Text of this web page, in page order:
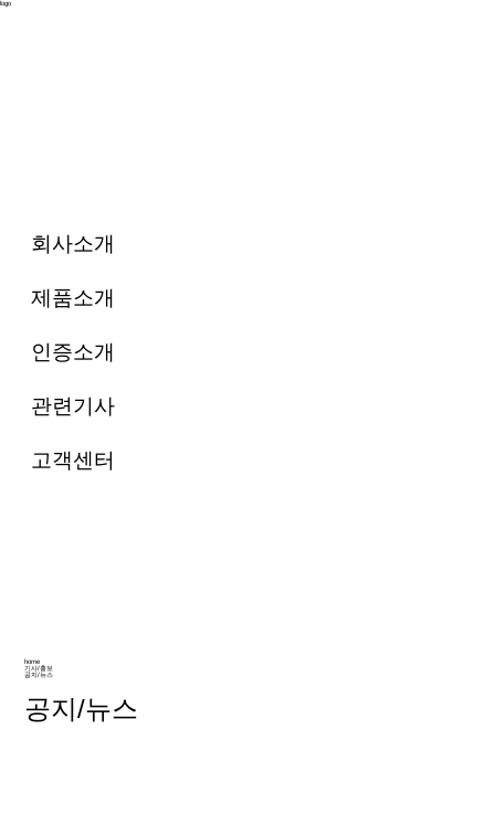
logo
회사소개
제품소개
인증소개
관련기사
고객센터
home
기사/홍보
공지/뉴스
공지/뉴스